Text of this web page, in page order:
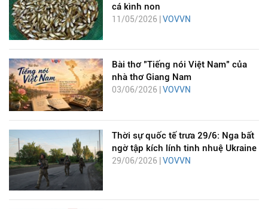
cá kình non
11/05/2026 |VOVVN
Bài thơ "Tiếng nói Việt Nam" của
nhà thơ Giang Nam
03/06/2026 | VOVVN
Thời sự quốc tế trưa 29/6: Nga bất
ngờ tập kích lính tinh nhuệ Ukraine
29/06/2026 | VOVVN